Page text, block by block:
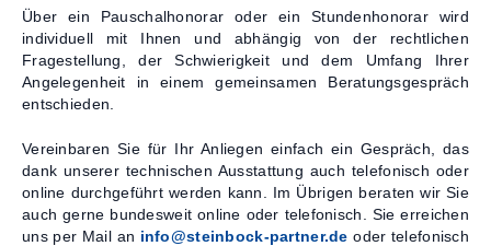
Über ein Pauschalhonorar oder ein Stundenhonorar wird
individuell mit Ihnen und abhängig von der rechtlichen
Fragestellung, der Schwierigkeit und dem Umfang Ihrer
Angelegenheit in einem gemeinsamen Beratungsgespräch
entschieden.
Vereinbaren Sie für Ihr Anliegen einfach ein Gespräch, das
dank unserer technischen Ausstattung auch telefonisch oder
online durchgeführt werden kann. Im Übrigen beraten wir Sie
auch gerne bundesweit online oder telefonisch. Sie erreichen
uns per Mail an info@steinbock-partner.de oder telefonisch